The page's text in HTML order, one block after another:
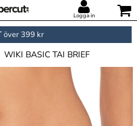
Logga in
över 399 kr
WIKI BASIC TAI BRIEF